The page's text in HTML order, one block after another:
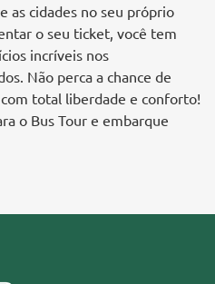
as cidades no seu próprio
o seu ticket, você tem
incríveis nos
Não perca a chance de
total liberdade e conforto!
o Bus Tour e embarque